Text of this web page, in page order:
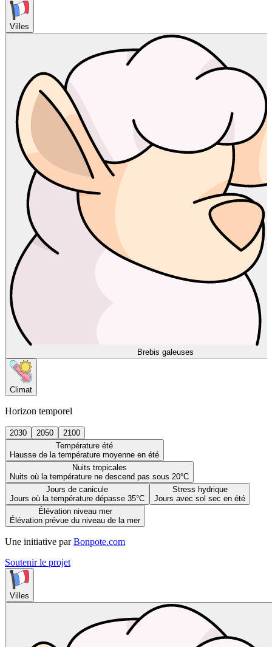
Villes
Brebis galeuses
Climat
Horizon temporel
2030 2050
2100
Température été
Hausse de la température moyenne en été
Nuits tropicales
Nuits où la température ne descend pas sous 20°C
Jours de canicule
Jours où la température dépasse 35°C
Stress hydrique
Jours avec sol sec en été
Élévation niveau mer
Élévation prévue du niveau de la mer
Une initiative par Bonpote.com
Soutenir le projet
Villes